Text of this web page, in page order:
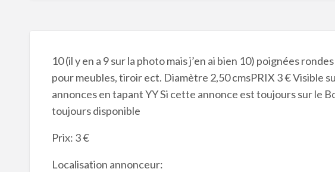
10 (il y en a 9 sur la photo mais j’en ai bien 10) poignées
pour meubles, tiroir ect. Diamètre 2,50 cmsPRIX 3 € Visible
annonces en tapant YY Si cette annonce est toujours sur le
toujours disponible
Prix: 3 €
Localisation annonceur: